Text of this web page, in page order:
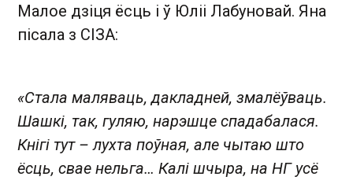
Малое дзіця ёсць і ў Юліі Лабуновай. Яна
пісала з СІЗА:
«Стала маляваць, дакладней, змалёўваць.
Шашкі, так, гуляю, нарэшце спадабалася.
Кнігі тут – лухта поўная, але чытаю што
ёсць, свае нельга… Калі шчыра, на НГ усё